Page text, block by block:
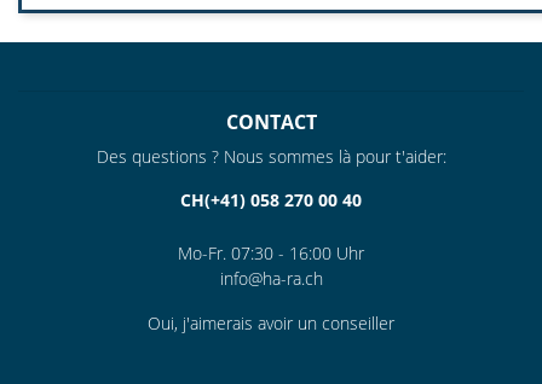
CONTACT
Des questions ? Nous sommes là pour t'aider:
CH(+41) 058 270 00 40
Mo-Fr. 07:30 - 16:00 Uhr
info@ha-ra.ch
Oui, j'aimerais avoir un conseiller